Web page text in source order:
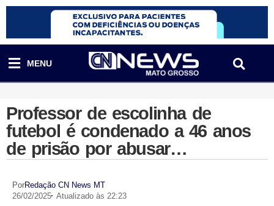
MENU
Professor de escolinha de
futebol é condenado a 46 anos
de prisão por abusar
sexualmente de alunos em MT
PorRedação CN News MT
26/02/2025 Atualizado às 22:23